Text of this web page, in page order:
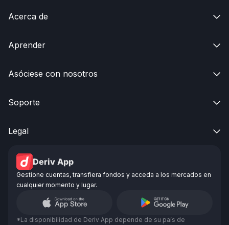
Acerca de 
Aprender 
Asóciese con nosotros 
Soporte 
Legal 
Deriv App
Gestione cuentas, transfiera fondos y acceda a los mercados en
cualquier momento y lugar.
*La disponibilidad de Deriv App depende de su país de